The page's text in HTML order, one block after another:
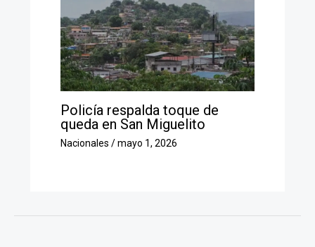
Policía respalda toque de
queda en San Miguelito
Nacionales /mayo 1, 2026